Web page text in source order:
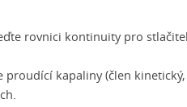
rovnici kontinuity pro
kapaliny (člen kinetický,